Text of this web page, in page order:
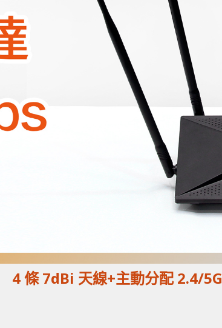
條 7dBi 天線+主動分配 2.4/5G